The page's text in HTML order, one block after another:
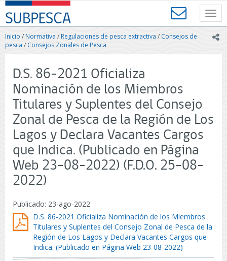
Contenido
principal
SUBPESCA
-
Subsecretaría
de
Acuicultura
Gobierno
Chile
Inicio /Normativa / Regulaciones de pesca extractiva / Consejos de
pesca / Consejos Zonales de Pesca
D.S. 86-2021 Oficializa
Nominación de los Miembros
Titulares y Suplentes del Consejo
Zonal de Pesca de la Región de Los
Lagos y Declara Vacantes Cargos
que Indica. (Publicado en Página
Web 23-08-2022) (F.D.O. 25-08-
2022)
Publicado: 23-ago-2022
D.S. 86-2021 Oficializa Nominación de los Miembros
Titulares y Suplentes del Consejo Zonal de Pesca de la
Región de Los Lagos y Declara Vacantes Cargos que
Indica. (Publicado en Página Web 23-08-2022)